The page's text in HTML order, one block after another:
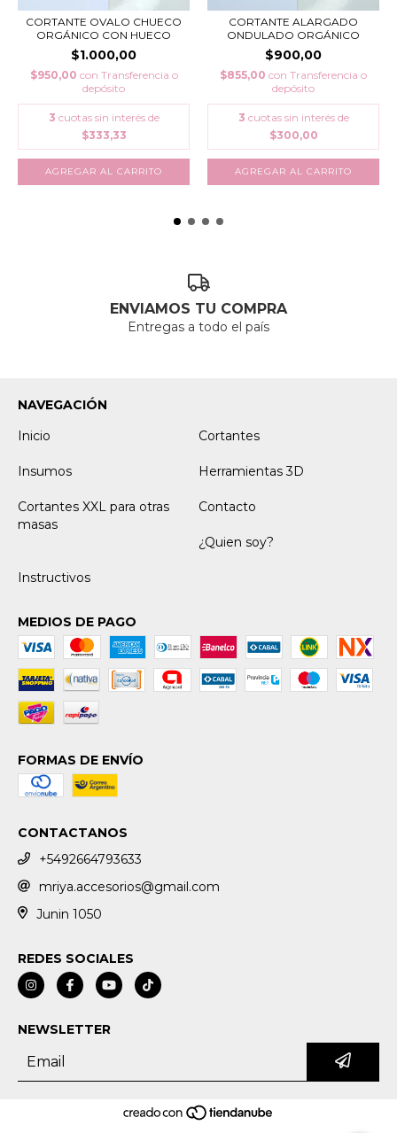
CORTANTE OVALO CHUECO
ORGÁNICO CON HUECO
$1.000,00
$950,00 con Transferencia o
depósito
3 cuotas sin interés de
$333,33
CORTANTE ALARGADO
ONDULADO ORGÁNICO
$900,00
$855,00 con Transferencia o
depósito
3 cuotas sin interés de
$300,00
ENVIAMOS TU COMPRA
Entregas a todo el país
NAVEGACIÓN
Inicio
Cortantes
Insumos Herramientas 3D
Cortantes XXL para otras
masas
Contacto
¿Quien soy?
Instructivos
MEDIOS DE PAGO
FORMAS DE ENVÍO
CONTACTANOS
+5492664793633
mriya.accesorios@gmail.com
Junin 1050
REDES SOCIALES
NEWSLETTER